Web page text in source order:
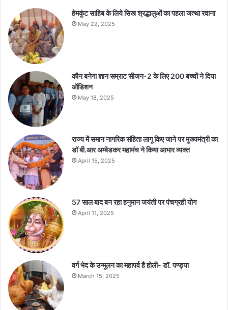
हेमकुंट साहिब के लिये सिख श्रद्धालुओं का पहला जत्था रवाना
May 22, 2025
कौन बनेगा ज्ञान सम्राट सीजन-2 के लिए 200 बच्चों ने दिया
ऑडिशन
May 18, 2025
राज्य में समान नागरिक संहिता लागू किए जाने पर मुख्यमंत्री का
डॉ बी.आर अम्बेडकर महामंच ने किया आभार व्यक्त
April 15, 2025
57 साल बाद बन रहा हनुमान जयंती पर पंचग्रही योग
April 11, 2025
वर्ग भेद के उन्मूलन का महापर्व है होली- डॉ. पण्ड्या
March 15, 2025